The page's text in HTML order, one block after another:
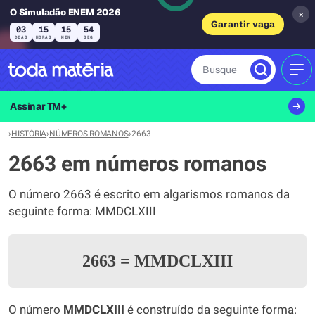
O Simuladão ENEM 2026
03
DIAS
15
HORAS
15
MIN
54
SEG
Garantir vaga
×
Busque
Assinar TM+
›HISTÓRIA›NÚMEROS ROMANOS›2663
2663 em números romanos
O número 2663 é escrito em algarismos romanos da
seguinte forma: MMDCLXIII
2663 = MMDCLXIII
O número MMDCLXIII é construído da seguinte forma: